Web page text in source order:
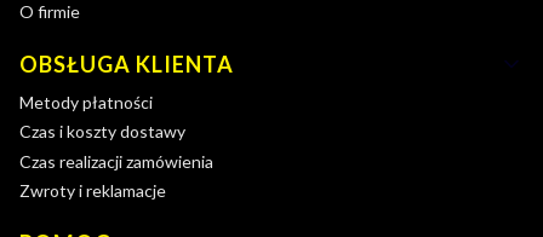
O firmie
OBSŁUGA KLIENTA
Metody płatności
Czas i koszty dostawy
Czas realizacji zamówienia
Zwroty i reklamacje